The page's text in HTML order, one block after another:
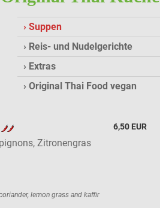
Suppen
Reis- und Nudelgerichte
Extras
Original Thai Food vegan
Zitronengras
lemon grass and kaffir
6,50 EUR